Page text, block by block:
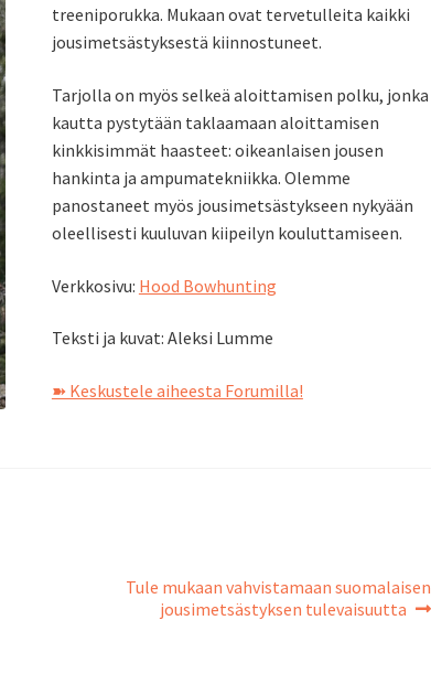
treeniporukka. Mukaan ovat tervetulleita kaikki
jousimetsästyksestä kiinnostuneet.
Tarjolla on myös selkeä aloittamisen polku, jonka
kautta pystytään taklaamaan aloittamisen
kinkkisimmät haasteet: oikeanlaisen jousen
hankinta ja ampumatekniikka. Olemme
panostaneet myös jousimetsästykseen nykyään
oleellisesti kuuluvan kiipeilyn kouluttamiseen.
Verkkosivu: Hood Bowhunting
Teksti ja kuvat: Aleksi Lumme
➽ Keskustele aiheesta Forumilla!
Seuraava
artikkeli:
Tule mukaan vahvistamaan suomalaisen
jousimetsästyksen tulevaisuutta